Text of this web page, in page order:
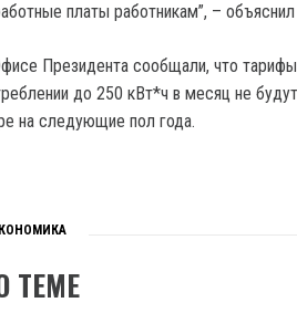
платы работникам”, –
Президента сообщали, что
до 250 кВт*ч в месяц не
на следующие пол года.
ТЕМЕ